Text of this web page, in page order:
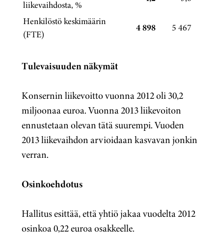
liikevaihdosta, %
Henkilöstö keskimäärin
(FTE)
4 898 5 467
Tulevaisuuden näkymät
Konsernin liikevoitto vuonna 2012 oli 30,2
miljoonaa euroa. Vuonna 2013 liikevoiton
ennustetaan olevan tätä suurempi. Vuoden
2013 liikevaihdon arvioidaan kasvavan jonkin
verran.
Osinkoehdotus
Hallitus esittää, että yhtiö jakaa vuodelta 2012
osinkoa 0,22 euroa osakkeelle.